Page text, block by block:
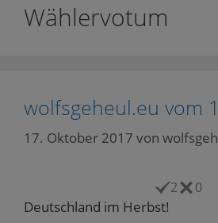
Wählervotum
wolfsgeheul.eu vom
17. Oktober 2017 von
2 0
Deutschland im Herbst!